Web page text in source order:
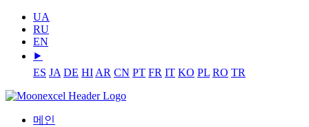
UA
RU
EN
⯈
ES JA DE HI AR CN PT FR IT KO PL RO TR
메인